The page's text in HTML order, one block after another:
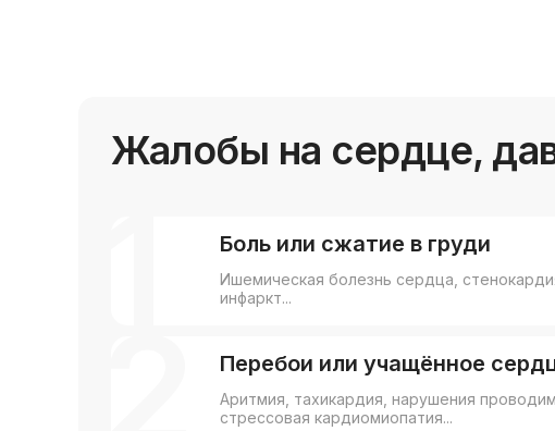
Жалобы на сердце,
Аритмия, тахикардия, нарушения
стрессовая кардиомиопатия...
Перебои или учащённое
Ишемическая болезнь сердца,
инфаркт...
Боль или сжатие в груди